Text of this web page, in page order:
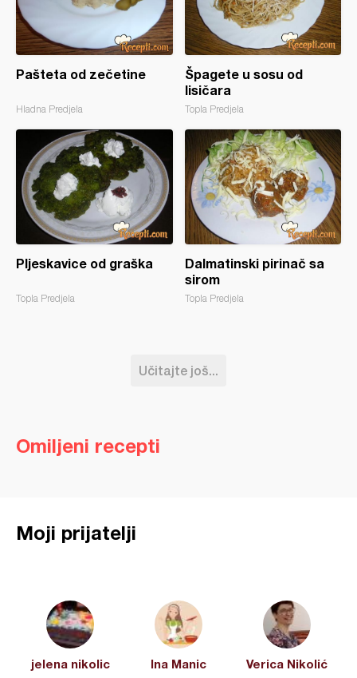
Pašteta od zečetine
Hladna Predjela
Špagete u sosu od
lisičara
Topla Predjela
Pljeskavice od graška
Topla Predjela
Dalmatinski pirinač sa
sirom
Topla Predjela
Učitajte još...
Omiljeni recepti
Moji prijatelji
jelena nikolic Ina Manic Verica Nikolić